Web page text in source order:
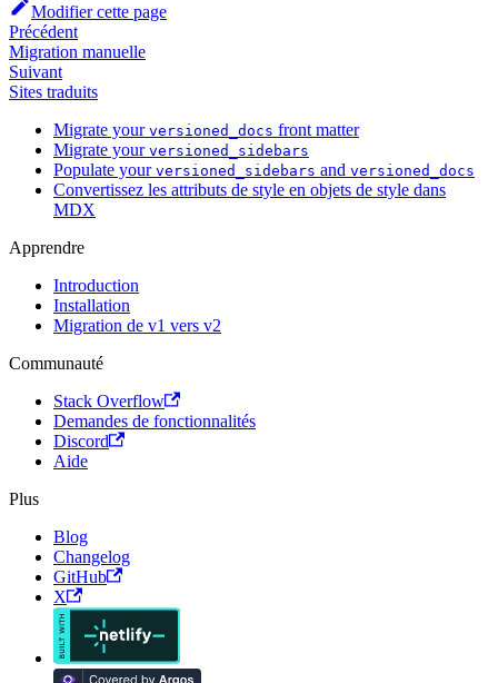
Modifier cette page
Précédent
Migration manuelle
Suivant
Sites traduits
Migrate your versioned_docs front matter
Migrate your versioned_sidebars
Populate your versioned_sidebars and versioned_docs
Convertissez les attributs de style en objets de style dans
MDX
Apprendre
Introduction
Installation
Migration de v1 vers v2
Communauté
Stack Overflow
Demandes de fonctionnalités
Discord
Aide
Plus
Blog
Changelog
GitHub
X